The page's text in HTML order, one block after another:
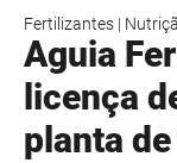
Fertilizantes |
Aguia
licença
planta